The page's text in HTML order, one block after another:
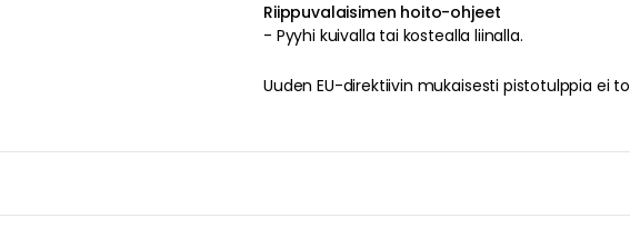
Riippuvalaisimen hoito-ohjeet
- Pyyhi kuivalla tai kostealla liinalla.
Uuden EU-direktiivin mukaisesti pistotulppia ei